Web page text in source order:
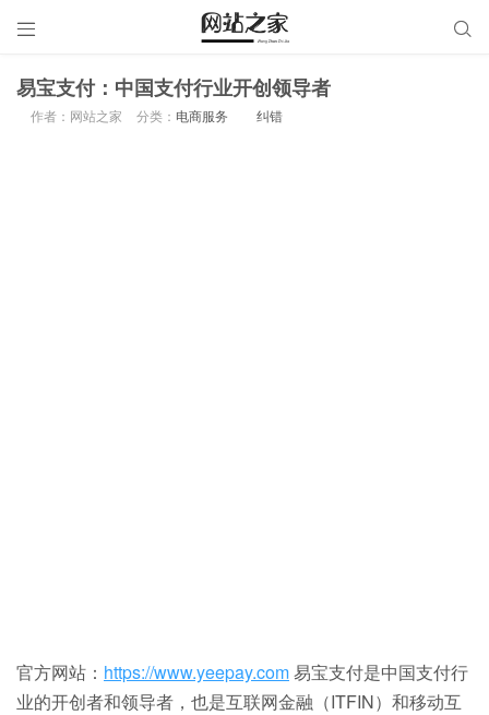
 
易宝支付：中国支付行业开创领导者
作者：网站之家 分类： 电商服务 纠错
官方网站： https://www.yeepay.com易宝支付是中国支付行
业的开创者和领导者，也是互联网金融（ITFIN）和移动互